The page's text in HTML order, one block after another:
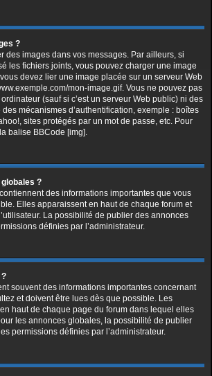
?
des images dans vos messages. Par ailleurs, si
les fichiers joints, vous pouvez charger une image
devez lier une image placée sur un serveur Web
mon-image.gif. Vous ne pouvez pas
(sauf si c’est un serveur Web public) ni des
mécanismes d’authentification, exemple : boîtes
sites protégés par un mot de passe, etc. Pour
balise BBCode [img].
?
des informations importantes que vous
Elles apparaissent en haut de chaque forum et
La possibilité de publier des annonces
définies par l’administrateur.
souvent des informations importantes concernant
et doivent être lues dès que possible. Les
haut de chaque page du forum dans lequel elles
les annonces globales, la possibilité de publier
permissions définies par l’administrateur.